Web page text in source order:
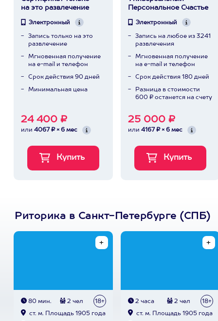
на это развлечение
Электронный
Запись только на это
развлечение
Мгновенная получение
на e-mail и телефон
Срок действия 90 дней
Минимальная цена
24 400 ₽
или 4067 ₽ × 6 мес
Персональное Счастье
Электронный
Запись на любое из 3241
развлечения
Мгновенная получение
на e-mail и телефон
Срок действия 180 дней
Разница в стоимости
600 ₽ останется на счету
25 000 ₽
или 4167 ₽ × 6 мес
Риторика в Санкт-Петербурге (СПБ)
80 мин. 2 чел 18+
ст. м. Площадь 1905 года
2 часа 2 чел 18+
ст. м. Площадь 1905 года